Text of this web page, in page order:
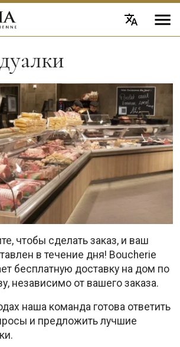
чтобы сделать заказ, и ваш
в течение дня! Boucherie
бесплатную доставку на дом по
независимо от вашего заказа.
наша команда готова ответить
и предложить лучшие